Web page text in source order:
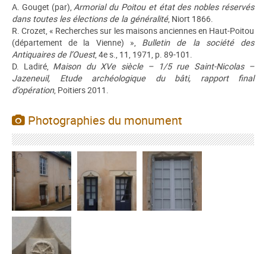
A. Gouget (par), Armorial du Poitou et état des nobles réservés
dans toutes les élections de la généralité, Niort 1866.
R. Crozet, « Recherches sur les maisons anciennes en Haut-Poitou
(département de la Vienne) », Bulletin de la société des
Antiquaires de l’Ouest, 4e s., 11, 1971, p. 89-101.
D. Ladiré, Maison du XVe siècle – 1/5 rue Saint-Nicolas –
Jazeneuil, Etude archéologique du bâti, rapport final
d’opération, Poitiers 2011.
Photographies du monument